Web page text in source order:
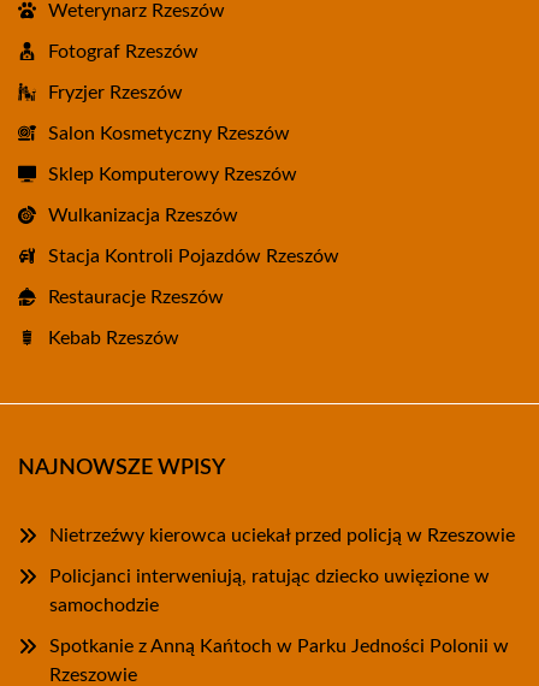
Weterynarz Rzeszów
Fotograf Rzeszów
Fryzjer Rzeszów
Salon Kosmetyczny Rzeszów
Sklep Komputerowy Rzeszów
Wulkanizacja Rzeszów
Stacja Kontroli Pojazdów Rzeszów
Restauracje Rzeszów
Kebab Rzeszów
NAJNOWSZE WPISY
Nietrzeźwy kierowca uciekał przed policją w Rzeszowie
Policjanci interweniują, ratując dziecko uwięzione w
samochodzie
Spotkanie z Anną Kańtoch w Parku Jedności Polonii w
Rzeszowie